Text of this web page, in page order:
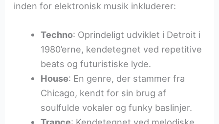
inden for elektronisk musik inkluderer:
Techno: Oprindeligt udviklet i Detroit i
1980’erne, kendetegnet ved repetitive
beats og futuristiske lyde.
House: En genre, der stammer fra
Chicago, kendt for sin brug af
soulfulde vokaler og funky baslinjer.